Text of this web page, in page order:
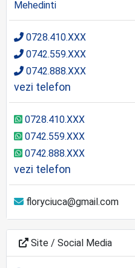
Mehedinti
0728.410.XXX
0742.559.XXX
0742.888.XXX
vezi telefon
0728.410.XXX
0742.559.XXX
0742.888.XXX
vezi telefon
floryciuca@gmail.com
Site / Social Media